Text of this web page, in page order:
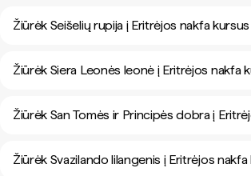
Žiūrėk Seišelių rupija į Eritrėjos nakfa kursus
Žiūrėk Siera Leonės leonė į Eritrėjos nakfa
Žiūrėk San Tomės ir Principės dobra į
Žiūrėk Svazilando lilangenis į Eritrėjos nakfa